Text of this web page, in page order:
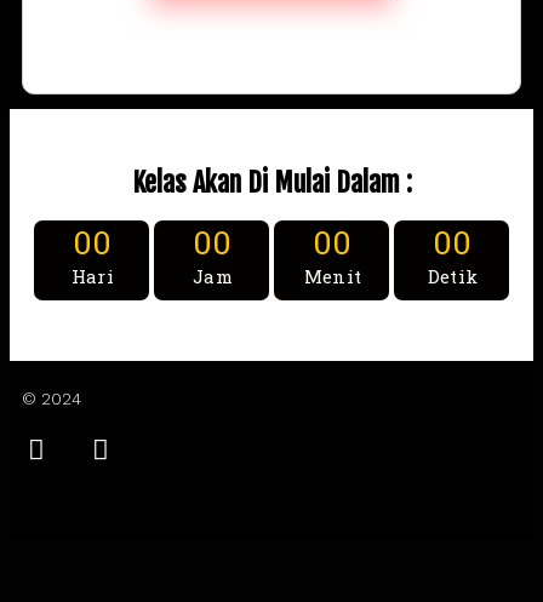
Kelas Akan Di Mulai Dalam :
00
Hari
00
Jam
00
Menit
00
Detik
© 2024